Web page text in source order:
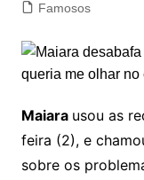
Famosos
Maiara usou as
feira (2), e
sobre os